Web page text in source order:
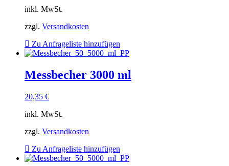
inkl. MwSt.
zzgl. Versandkosten
Zu Anfrageliste hinzufügen
Messbecher 3000 ml
20,35 €
inkl. MwSt.
zzgl. Versandkosten
Zu Anfrageliste hinzufügen